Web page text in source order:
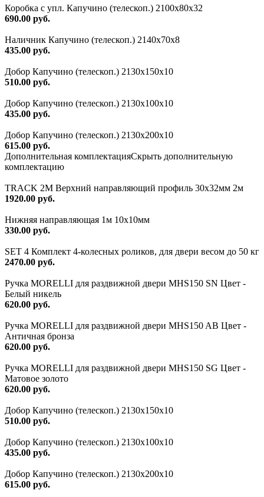
Коробка с упл. Капучино (телескоп.) 2100х80х32
690.00 руб.
Наличник Капучино (телескоп.) 2140x70x8
435.00 руб.
Добор Капучино (телескоп.) 2130x150x10
510.00 руб.
Добор Капучино (телескоп.) 2130x100x10
435.00 руб.
Добор Капучино (телескоп.) 2130x200x10
615.00 руб.
Дополнительная комплектацияСкрыть дополнительную
комплектацию
TRACK 2M Верхний направляющий профиль 30х32мм 2м
1920.00 руб.
Нижняя направляющая 1м 10х10мм
330.00 руб.
SET 4 Комплект 4-колесных роликов, для двери весом до 50 кг
2470.00 руб.
Ручка MORELLI для раздвижной двери MHS150 SN Цвет -
Белый никель
620.00 руб.
Ручка MORELLI для раздвижной двери MHS150 AB Цвет -
Античная бронза
620.00 руб.
Ручка MORELLI для раздвижной двери MHS150 SG Цвет -
Матовое золото
620.00 руб.
Добор Капучино (телескоп.) 2130x150x10
510.00 руб.
Добор Капучино (телескоп.) 2130x100x10
435.00 руб.
Добор Капучино (телескоп.) 2130x200x10
615.00 руб.